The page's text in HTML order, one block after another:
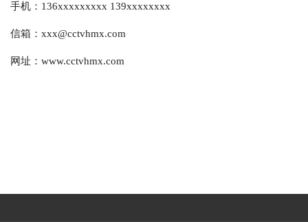
手机：136xxxxxxxxx 139xxxxxxxx
信箱：xxx@cctvhmx.com
网址：www.cctvhmx.com